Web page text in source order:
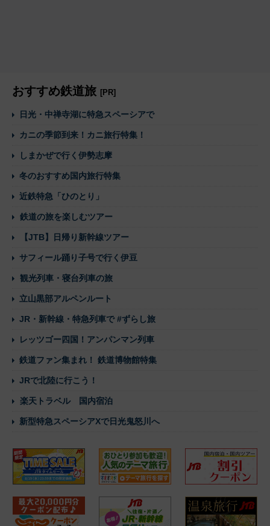
おすすめ鉄道旅 [PR]
日光・中禅寺湖に特急スペーシアで
カニの季節到来！カニ旅行特集！
しまかぜで行く伊勢志摩
冬のおすすめ国内旅行特集
近鉄特急「ひのとり」
鉄道の旅を楽しむツアー
【JTB】日帰り新幹線ツアー
サフィール踊り子号で行く伊豆
観光列車・寝台列車の旅
立山黒部アルペンルート
JR・新幹線・特急列車で #ずらし旅
レッツゴー四国！アンパンマン列車
鉄道ファン集まれ！ 鉄道博物館特集
JRで北陸に行こう！
楽天トラベル 国内宿泊
新型特急スペーシアXで日光鬼怒川へ